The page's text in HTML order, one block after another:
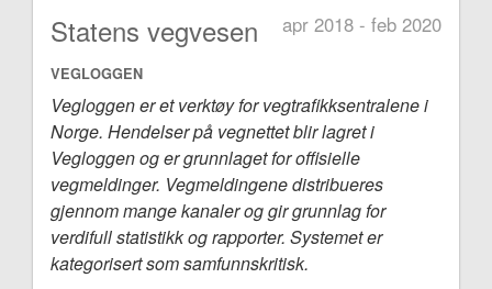
Statens vegvesen apr 2018 - feb 2020
VEGLOGGEN
Vegloggen er et verktøy for vegtrafikksentralene i
Norge. Hendelser på vegnettet blir lagret i
Vegloggen og er grunnlaget for offisielle
vegmeldinger. Vegmeldingene distribueres
gjennom mange kanaler og gir grunnlag for
verdifull statistikk og rapporter. Systemet er
kategorisert som samfunnskritisk.